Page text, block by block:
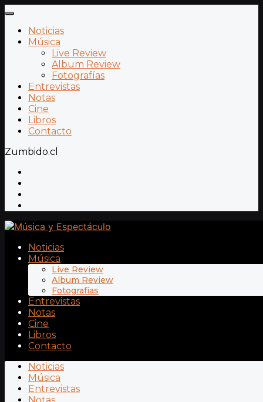
Noticias
Música
Live Review
Album Review
Fotografías
Entrevistas
Notas
Cine
Libros
Contacto
Zumbido.cl
Noticias
Música
Live Review
Album Review
Fotografías
Entrevistas
Notas
Cine
Libros
Contacto
Noticias
Música
Entrevistas